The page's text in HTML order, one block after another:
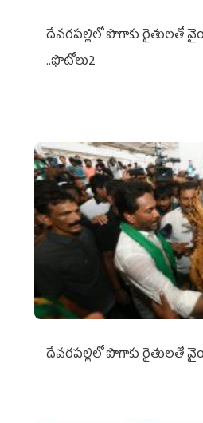
దేవరపల్లిలో పొగాకు రైతులతో
..ఫొటోలు2
దేవరపల్లిలో పొగాకు రైతులతో